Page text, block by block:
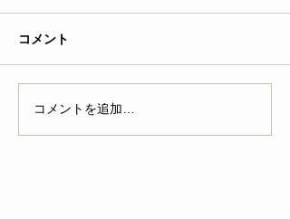
コメント
コメントを追加…